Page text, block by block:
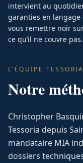
intervient au
garanties en
vous remettre noir
ce qu’il ne couvre pas.
L'ÉQUIPE TESSORIA
Notre
Christopher
Tessoria depuis
mandataire MIA
dossiers